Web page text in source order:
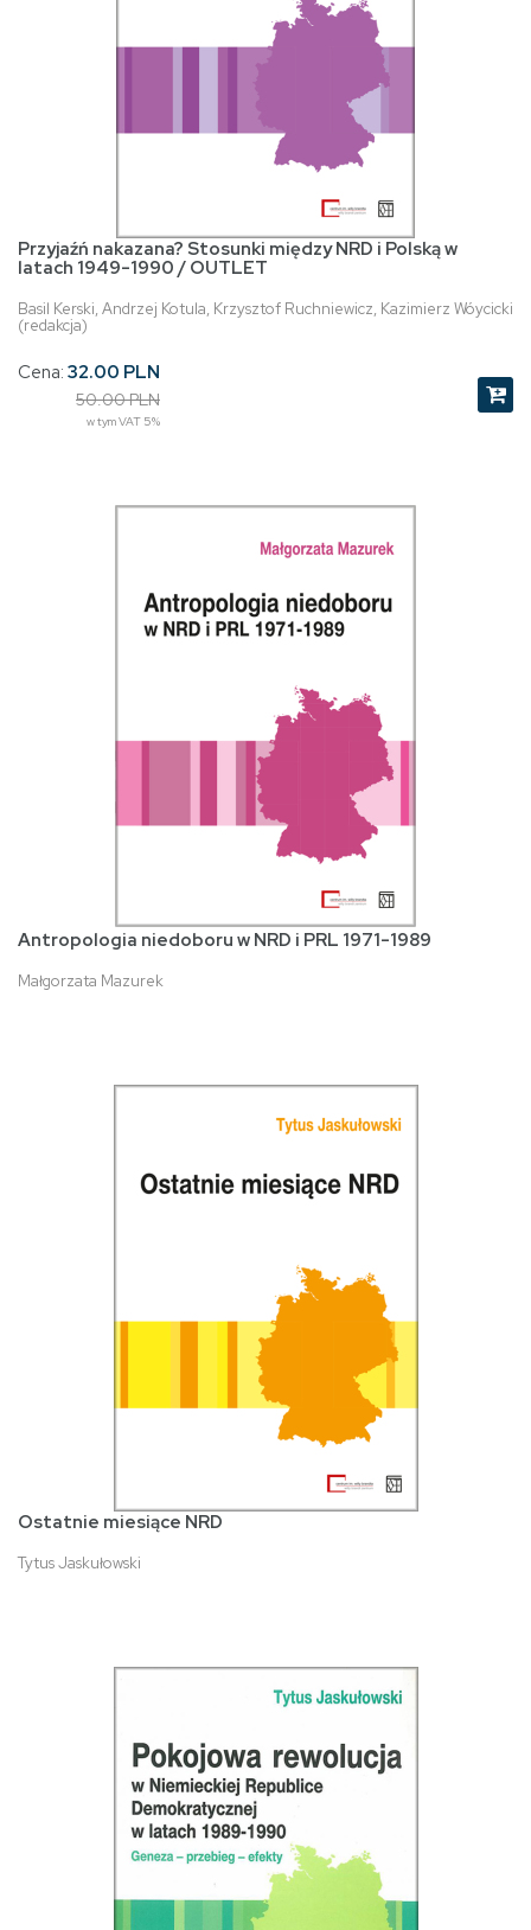
Przyjaźń nakazana? Stosunki między NRD i Polską w
latach 1949-1990 / OUTLET
Basil Kerski, Andrzej Kotula, Krzysztof Ruchniewicz, Kazimierz Wóycicki
(redakcja)
Cena: 32.00 PLN
50.00 PLN
w tym VAT 5%
Antropologia niedoboru w NRD i PRL 1971-1989
Małgorzata Mazurek
Ostatnie miesiące NRD
Tytus Jaskułowski